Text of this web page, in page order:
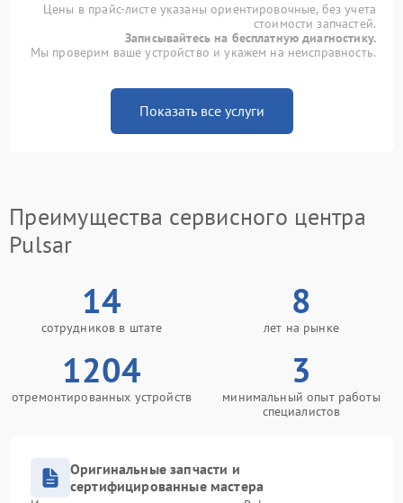
Цены в прайс-листе указаны ориентировочные, без учета
стоимости запчастей.
Записывайтесь на бесплатную диагностику.
Мы проверим ваше устройство и укажем на неисправность.
Показать все услуги
Преимущества сервисного центра
Pulsar
14
сотрудников в штате
8
лет на рынке
1204
отремонтированных устройств
3
минимальный опыт работы
специалистов
Оригинальные запчасти и
сертифицированные мастера